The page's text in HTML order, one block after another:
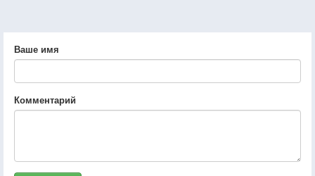
Ваше имя
Комментарий